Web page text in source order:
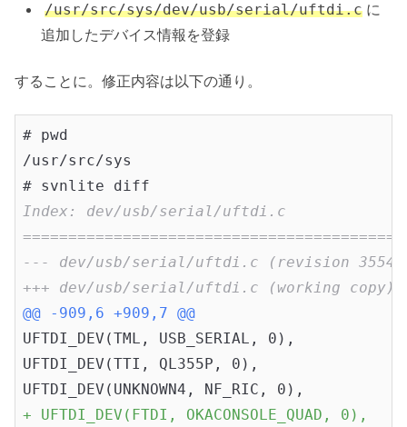
/usr/src/sys/dev/usb/serial/uftdi.c に
追加したデバイス情報を登録
することに。修正内容は以下の通り。
# pwd
/usr/src/sys
Index: dev/usb/serial/uftdi.c
--- dev/usb/serial/uftdi.c (revision
+++ dev/usb/serial/uftdi.c (working copy)
@@ -909,6 +909,7 @@
UFTDI_DEV(TML, USB_SERIAL, 0),
UFTDI_DEV(TTI, QL355P, 0),
+ UFTDI_DEV(FTDI, OKACONSOLE_QUAD, 0),